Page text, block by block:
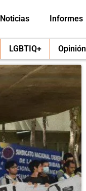
Noticias Informes
LGBTIQ+ Opinión